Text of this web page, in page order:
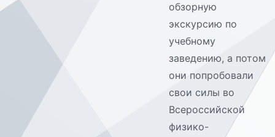
обзорную
экскурсию по
учебному
заведению, а потом
они попробовали
свои силы во
Всероссийской
физико-